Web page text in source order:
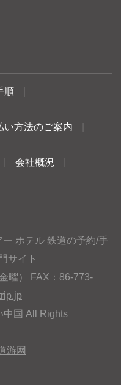
順
い方法のご案内
会社概況
ホテル 鉄道の予約/手
サイト
曜） FAX：86-773-
中国 All Rights
游网